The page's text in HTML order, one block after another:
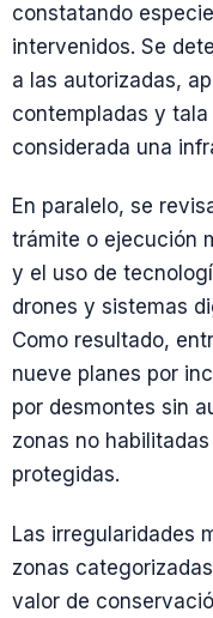
constatando
intervenidos. Se
a las autorizadas,
contempladas y
considerada una
En paralelo, se
trámite o ejecución
y el uso de
drones y sistemas
Como resultado,
nueve planes por
por desmontes sin
zonas no
protegidas.
Las irregularidades
zonas
valor de